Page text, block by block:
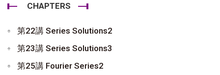
CHAPTERS
第22講 Series Solutions2
第23講 Series Solutions3
第25講 Fourier Series2